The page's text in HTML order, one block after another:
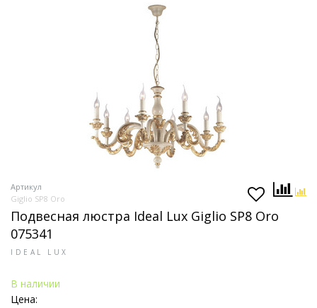
Артикул
Giglio SP8 Oro
Подвесная люстра Ideal Lux Giglio SP8 Oro
075341
IDEAL LUX
В наличии
Цена: